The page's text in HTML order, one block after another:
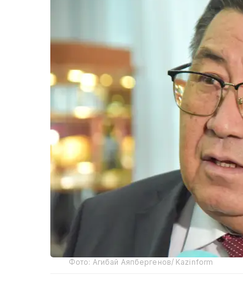
Фото: Агибай Аяпбергенов/ Kazinform